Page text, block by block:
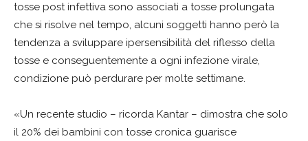
tosse post infettiva sono associati a tosse prolungata
che si risolve nel tempo, alcuni soggetti hanno però la
tendenza a sviluppare ipersensibilità del riflesso della
tosse e conseguentemente a ogni infezione virale,
condizione può perdurare per molte settimane.
«Un recente studio – ricorda Kantar – dimostra che solo
il 20% dei bambini con tosse cronica guarisce